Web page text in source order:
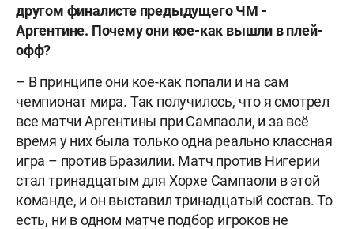
другом финалисте предыдущего ЧМ -
Аргентине. Почему они кое-как вышли в плей-
офф?
– В принципе они кое-как попали и на сам
чемпионат мира. Так получилось, что я смотрел
все матчи Аргентины при Сампаоли, и за всё
время у них была только одна реально классная
игра – против Бразилии. Матч против Нигерии
стал тринадцатым для Хорхе Сампаоли в этой
команде, и он выставил тринадцатый состав. То
есть, ни в одном матче подбор игроков не